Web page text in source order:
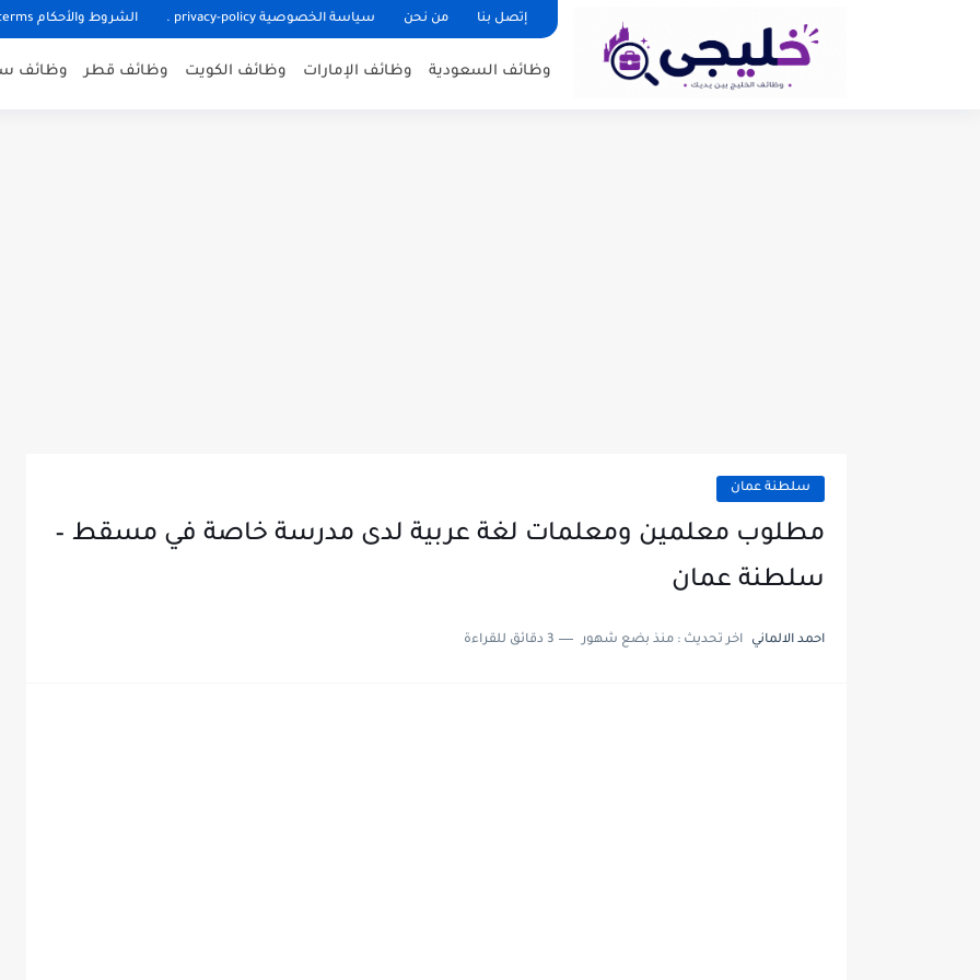
إتصل بنا من نحن سياسة الخصوصية privacy-policy . الشروط والأحكام terms
وظائف السعودية وظائف الإمارات وظائف الكويت وظائف قطر وظائف
سلطنة عمان
مطلوب معلمين ومعلمات لغة عربية لدى مدرسة خاصة في مسقط –
سلطنة عمان
احمد الالماني اخر تحديث : منذ بضع شهور 3 دقائق للقراءة